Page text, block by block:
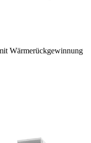
Wärmerückgewinnung